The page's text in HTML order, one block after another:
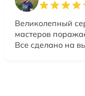
Великолепный
мастеров
Все сделано на